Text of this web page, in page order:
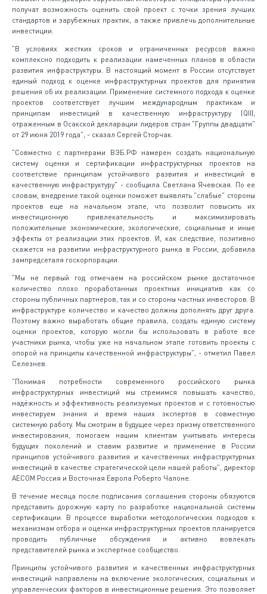
получат возможность оценить свой проект с точки зрения лучших
стандартов и зарубежных практик, а также привлечь дополнительные
инвестиции.
"В условиях жестких сроков и ограниченных ресурсов важно
комплексно подходить к реализации намеченных планов в области
развития инфраструктуры. В настоящий момент в России отсутствует
единый подход к оценке инфраструктурных проектов для принятия
решения об их реализации. Применение системного подхода к оценке
проектов соответствует лучшим международным практикам и
принципам инвестиций в качественную инфраструктуру (QII),
отраженным в Осакской декларации лидеров стран "Группы двадцати"
от 29 июня 2019 года", - сказал Сергей Сторчак.
"Совместно с партнерами ВЭБ.РФ намерен создать национальную
систему оценки и сертификации инфраструктурных проектов на
соответствие принципам устойчивого развития и инвестиций в
качественную инфраструктуру" - сообщила Светлана Ячевская. По ее
словам, внедрение такой оценки поможет выявлять "слабые" стороны
проектов еще на начальном этапе, что позволит повысить их
инвестиционную привлекательность и максимизировать
положительные экономические, экологические, социальные и иные
эффекты от реализации этих проектов. И, как следствие, позитивно
скажется на развитии инфраструктурного рынка в России, добавила
зампредсеталя госкорпорации.
"Мы не первый год отмечаем на российском рынке достаточное
количество плохо проработанных проектных инициатив как со
стороны публичных партнеров, так и со стороны частных инвесторов. В
инфраструктуре количество и качество должны дополнять друг друга.
Поэтому важно выработать общие правила, создать единую систему
оценки проектов, которую могли бы использовать в работе все
участники рынка, чтобы уже на начальном этапе готовить проекты с
опорой на принципы качественной инфраструктуры", - отметил Павел
Селезнев.
"Понимая потребности современного российского рынка
инфраструктурных инвестиций мы стремимся повышать качество,
надёжность и эффективность реализуемых проектов и с готовностью
инвестируем знания и время наших экспертов в совместную
системную работу. Мы смотрим в будущее через призму ответственного
инвестирования, помогаем нашим клиентам учитывать интересы
будущих поколений и ставим развитие и применение в России
принципов устойчивого развития и качественных инфраструктурных
инвестиций в качестве стратегической цели нашей работы", директор
AECOM Россия и Восточная Европа Роберто Чалоне.
В течение месяца после подписания соглашения стороны обязуются
представить дорожную карту по разработке национальной системы
сертификации. В процессе выработки методологических подходов к
механизмам отбора и оценки инфраструктурных проектов планируется
проводить публичные обсуждения и активно вовлекать
представителей рынка и экспертное сообщество.
Принципы устойчивого развития и качественных инфраструктурных
инвестиций направлены на включение экологических, социальных и
управленческих факторов в инвестиционные решения. Это позволяет